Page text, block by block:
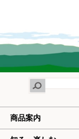
商品案内